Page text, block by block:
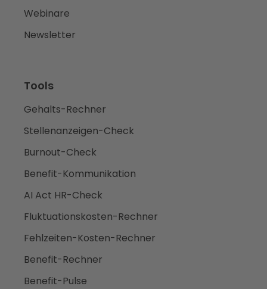
Webinare
Newsletter
Tools
Gehalts-Rechner
Stellenanzeigen-Check
Burnout-Check
Benefit-Kommunikation
AI Act HR-Check
Fluktuationskosten-Rechner
Fehlzeiten-Kosten-Rechner
Benefit-Rechner
Benefit-Pulse